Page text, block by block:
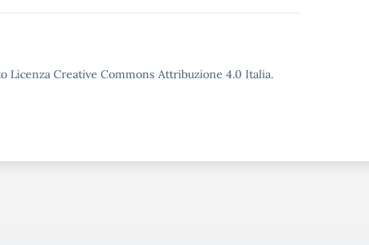
Licenza Creative Commons Attribuzione 4.0 Italia.